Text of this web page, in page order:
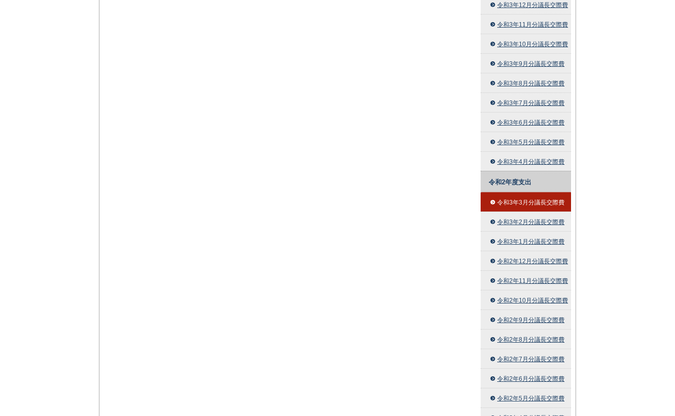
令和3年12月分議長交際費
令和3年11月分議長交際費
令和3年10月分議長交際費
令和3年9月分議長交際費
令和3年8月分議長交際費
令和3年7月分議長交際費
令和3年6月分議長交際費
令和3年5月分議長交際費
令和3年4月分議長交際費
令和2年度支出
令和3年3月分議長交際費
令和3年2月分議長交際費
令和3年1月分議長交際費
令和2年12月分議長交際費
令和2年11月分議長交際費
令和2年10月分議長交際費
令和2年9月分議長交際費
令和2年8月分議長交際費
令和2年7月分議長交際費
令和2年6月分議長交際費
令和2年5月分議長交際費